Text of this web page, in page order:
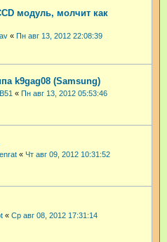
модуль, молчит как
« Пн авг 13, 2012 22:08:39
k9gag08 (Samsung)
« Пн авг 13, 2012 05:53:46
« Чт авг 09, 2012 10:31:52
« Ср авг 08, 2012 17:31:14